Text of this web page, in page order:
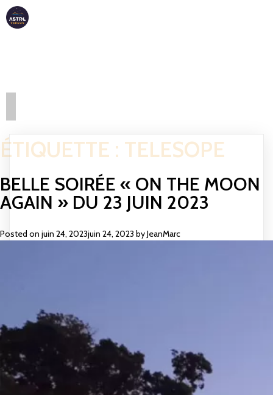
ÉTIQUETTE : TELESOPE
BELLE SOIRÉE « ON THE MOON
AGAIN » DU 23 JUIN 2023
Posted on juin 24, 2023juin 24, 2023 byJeanMarc